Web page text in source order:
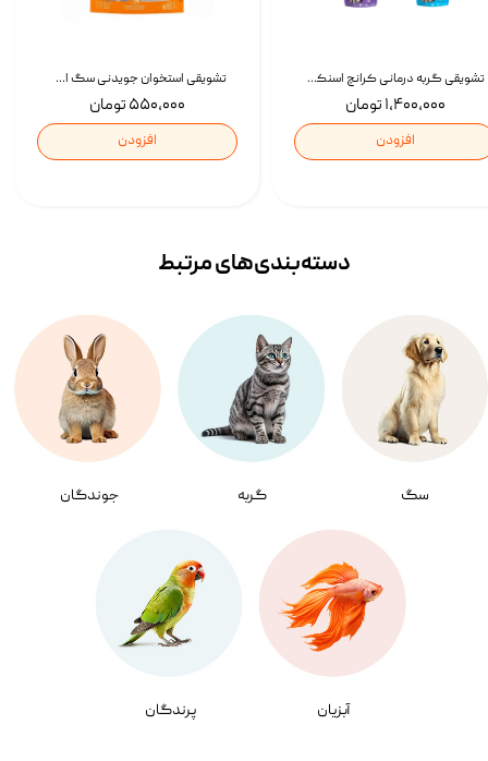
تشویقی استخوان جویدنی سگ اسنکی کرانچی با طعم مرغ Snacky Crunchy Munchy وزن 100 گرم
۵۵۰,۰۰۰ تومان
افزودن
تشویقی گربه درمانی کرانچ اسنکی با طعم میکس Snacky Crunch Cat Treats وزن 60 گرم بسته 4 عددی
۱,۴۰۰,۰۰۰ تومان
افزودن
سگ گربه جوندگان
آبزیان پرندگان
دسته‌بندی‌‌های مرتبط